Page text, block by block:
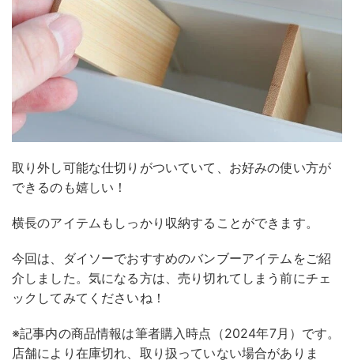
取り外し可能な仕切りがついていて、お好みの使い方が
できるのも嬉しい！
横長のアイテムもしっかり収納することができます。
今回は、ダイソーでおすすめのバンブーアイテムをご紹
介しました。気になる方は、売り切れてしまう前にチェ
ックしてみてくださいね！
※記事内の商品情報は筆者購入時点（2024年7月）です。
店舗により在庫切れ、取り扱っていない場合がありま